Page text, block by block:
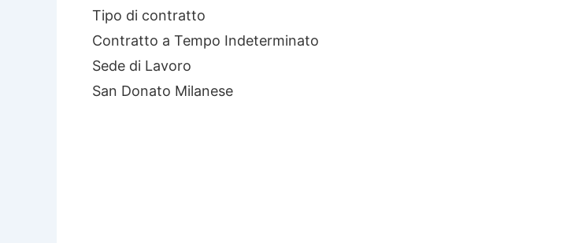
Tipo di contratto
Contratto a Tempo Indeterminato
Sede di Lavoro
San Donato Milanese